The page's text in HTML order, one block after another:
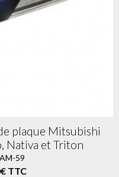
plaque Mitsubishi
Nativa et Triton
59
TTC